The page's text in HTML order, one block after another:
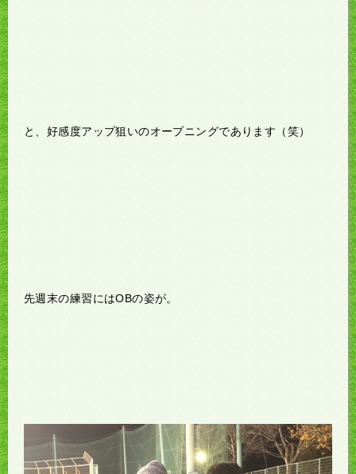
と、好感度アップ狙いのオープニングであります（笑）
先週末の練習にはOBの姿が。